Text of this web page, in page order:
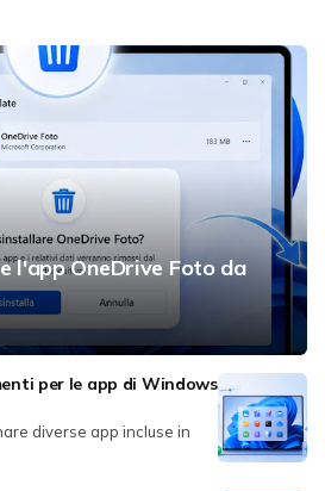
l'app OneDrive Foto da
per le app di Windows
diverse app incluse in